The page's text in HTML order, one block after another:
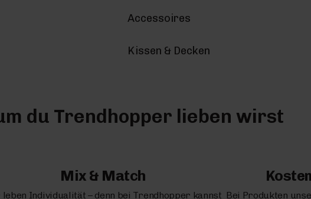
Accessoires
Kissen & Decken
du Trendhopper lieben wirst
Mix & Match
Individualität – denn bei Trendhopper kannst Bei Produkten